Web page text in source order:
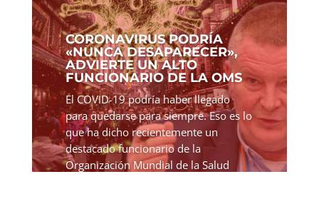
CORONAVIRUS PODRÍA
«NUNCA DESAPARECER»,
ADVIERTE UN ALTO
FUNCIONARIO DE LA OMS
El COVID-19 podría haber llegado
para quedarse para siempre. Eso es lo
que ha dicho recientemente un
destacado funcionario de la
Organización Mundial de la Salud